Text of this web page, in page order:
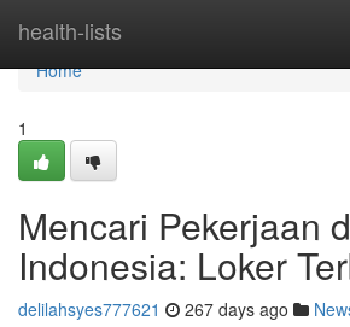
health-lists
Home
Home
1
Mencari Pekerjaan
Indonesia: Loker
delilahsyes777621 267 days ago